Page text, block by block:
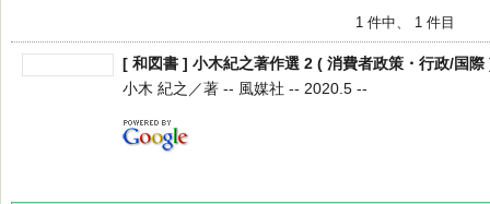
1 件中、 1 件目
[ 和図書 ] 小木紀之著作選 2 ( 消費者政策・行政/国際
小木 紀之／著 -- 風媒社 -- 2020.5 --